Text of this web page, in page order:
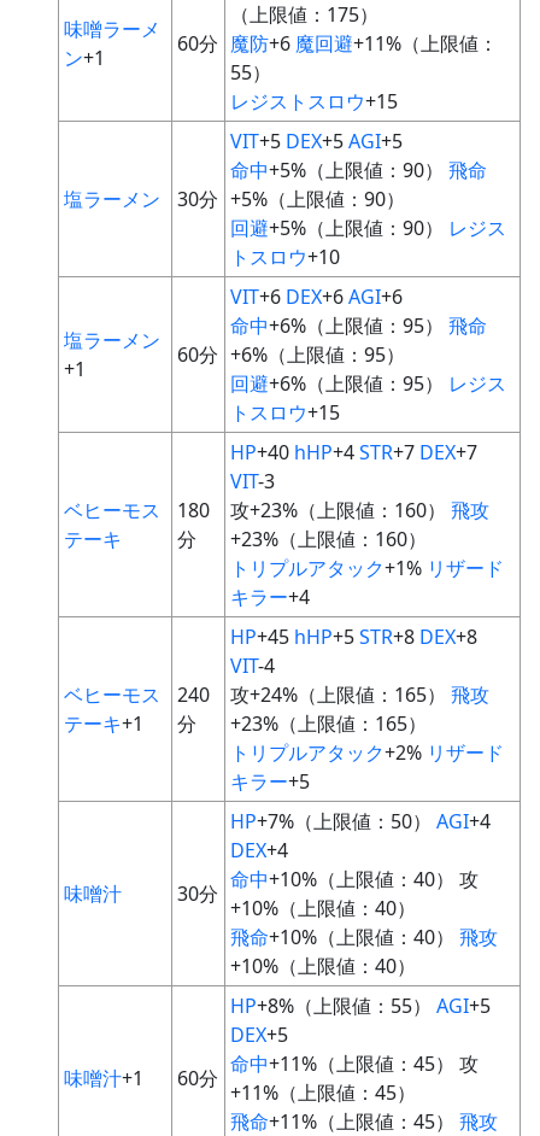
味噌ラーメ
ン+1
60分
（上限値：175）
魔防+6 魔回避+11%（上限値：
55）
レジストスロウ+15
塩ラーメン 30分
VIT+5 DEX+5AGI+5
命中+5%（上限値：90） 飛命
+5%（上限値：90）
回避+5%（上限値：90） レジス
トスロウ+10
塩ラーメン
+1
60分
VIT+6 DEX+6AGI+6
命中+6%（上限値：95） 飛命
+6%（上限値：95）
回避+6%（上限値：95） レジス
トスロウ+15
ベヒーモス
テーキ
180
分
HP+40 hHP+4STR+7 DEX+7
VIT-3
攻+23%（上限値：160） 飛攻
+23%（上限値：160）
トリプルアタック+1% リザード
キラー+4
ベヒーモス
テーキ+1
240
分
HP+45 hHP+5STR+8 DEX+8
VIT-4
攻+24%（上限値：165） 飛攻
+23%（上限値：165）
トリプルアタック+2% リザード
キラー+5
味噌汁 30分
HP+7%（上限値：50） AGI+4
DEX+4
命中+10%（上限値：40） 攻
+10%（上限値：40）
飛命+10%（上限値：40） 飛攻
+10%（上限値：40）
味噌汁+1 60分
HP+8%（上限値：55） AGI+5
DEX+5
命中+11%（上限値：45） 攻
+11%（上限値：45）
飛命+11%（上限値：45） 飛攻